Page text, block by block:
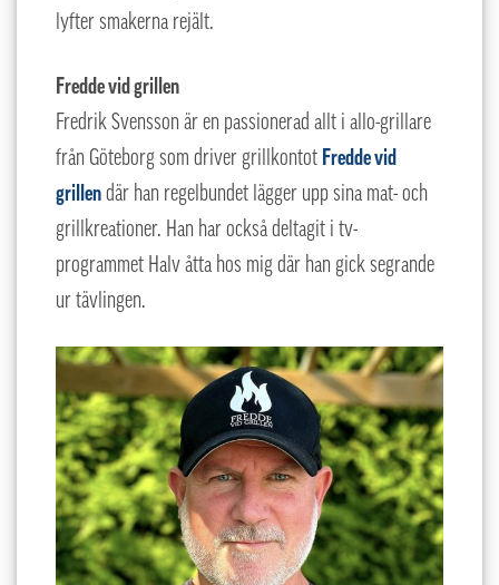
lyfter smakerna rejält.
Fredde vid grillen
Fredrik Svensson är en passionerad allt i allo-grillare
från Göteborg som driver grillkontot Fredde vid
grillendär han regelbundet lägger upp sina mat- och
grillkreationer. Han har också deltagit i tv-
programmet Halv åtta hos mig där han gick segrande
ur tävlingen.